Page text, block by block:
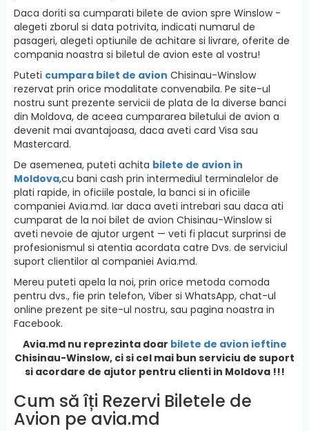
Daca doriti sa cumparati bilete de avion spre Winslow -
alegeti zborul si data potrivita, indicati numarul de
pasageri, alegeti optiunile de achitare si livrare, oferite de
compania noastra si biletul de avion este al vostru!
Puteti cumpara bilet de avion Chisinau-Winslow
rezervat prin orice modalitate convenabila. Pe site-ul
nostru sunt prezente servicii de plata de la diverse banci
din Moldova, de aceea cumpararea biletului de avion a
devenit mai avantajoasa, daca aveti card Visa sau
Mastercard.
De asemenea, puteti achita bilete de avion in
Moldova,cu bani cash prin intermediul terminalelor de
plati rapide, in oficiile postale, la banci si in oficiile
companiei Avia.md. Iar daca aveti intrebari sau daca ati
cumparat de la noi bilet de avion Chisinau-Winslow si
aveti nevoie de ajutor urgent — veti fi placut surprinsi de
profesionismul si atentia acordata catre Dvs. de serviciul
suport clientilor al companiei Avia.md.
Mereu puteti apela la noi, prin orice metoda comoda
pentru dvs., fie prin telefon, Viber si WhatsApp, chat-ul
online prezent pe site-ul nostru, sau pagina noastra in
Facebook.
Avia.md nu reprezinta doar bilete de avion ieftine
Chisinau-Winslow, ci si cel mai bun serviciu de suport
si acordare de ajutor pentru clienti in Moldova !!!
Cum să îți Rezervi Biletele de
Avion pe avia.md